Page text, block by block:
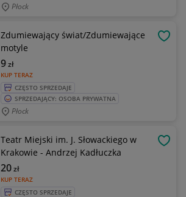
Płock
Zdumiewający świat/Zdumiewające
motyle
KUP TERAZ
9zł
CZĘSTO SPRZEDAJE
SPRZEDAJĄCY: OSOBA PRYWATNA
Płock
Teatr Miejski im. J. Słowackiego w
Krakowie - Andrzej Kadłuczka
KUP TERAZ
20zł
CZĘSTO SPRZEDAJE